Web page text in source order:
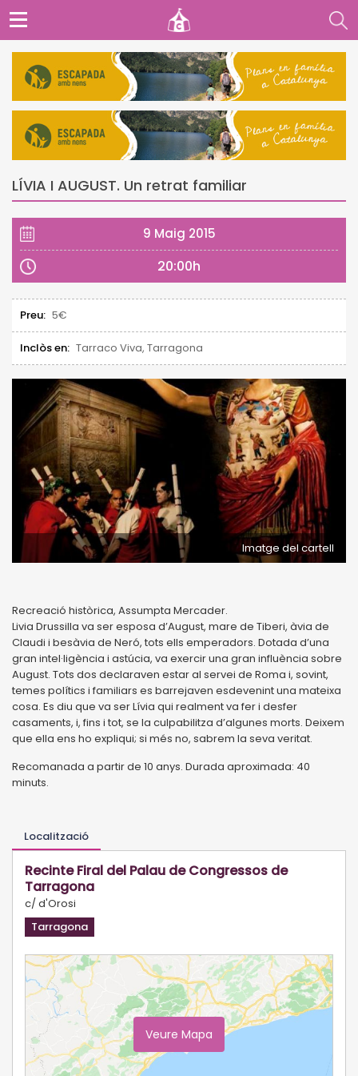
LÍVIA I AUGUST. Un retrat familiar
9 Maig 2015
20:00h
Preu: 5€
Inclòs en: Tarraco Viva, Tarragona
Imatge del cartell
Recreació històrica, Assumpta Mercader.
Livia Drussilla va ser esposa d’August, mare de Tiberi, àvia de
Claudi i besàvia de Neró, tots ells emperadors. Dotada d’una
gran intel·ligència i astúcia, va exercir una gran influència sobre
August. Tots dos declaraven estar al servei de Roma i, sovint,
temes polítics i familiars es barrejaven esdevenint una mateixa
cosa. Es diu que va ser Lívia qui realment va fer i desfer
casaments, i, fins i tot, se la culpabilitza d’algunes morts. Deixem
que ella ens ho expliqui; si més no, sabrem la seva veritat.
Recomanada a partir de 10 anys. Durada aproximada: 40
minuts.
Localització
Recinte Firal del Palau de Congressos de
Tarragona
c/ d'Orosi
Tarragona
Veure Mapa